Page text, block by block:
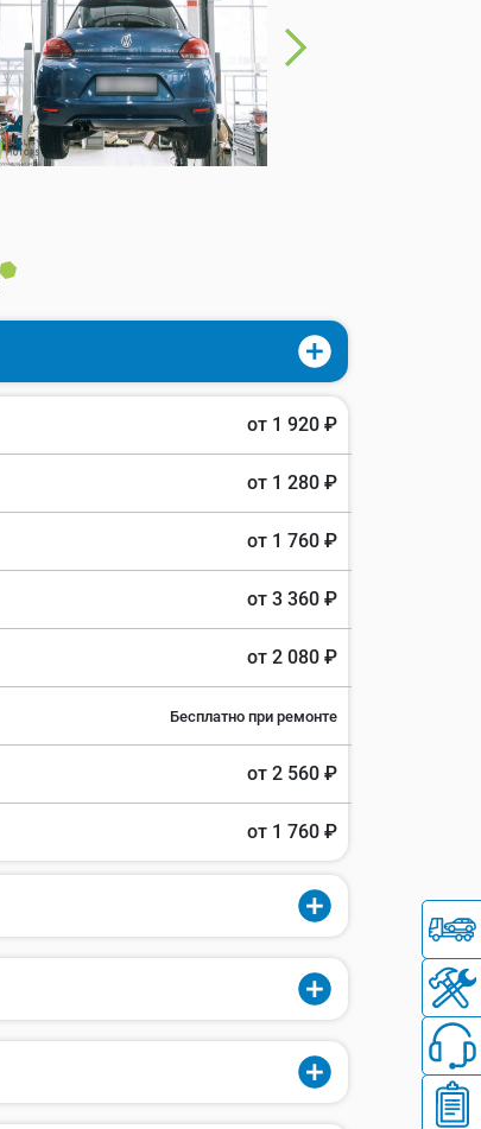
от 1 920 ₽
от 1 280 ₽
от 1 760 ₽
от 3 360 ₽
от 2 080 ₽
Бесплатно при ремонте
от 2 560 ₽
от 1 760 ₽